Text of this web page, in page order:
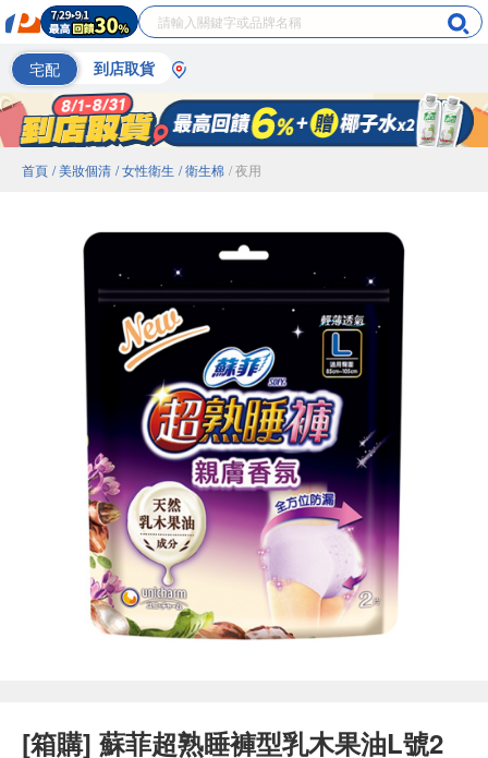
宅配 到店取貨
首頁 / 美妝個清 / 女性衛生 / 衛生棉 / 夜用
[箱購] 蘇菲超熟睡褲型乳木果油L號2